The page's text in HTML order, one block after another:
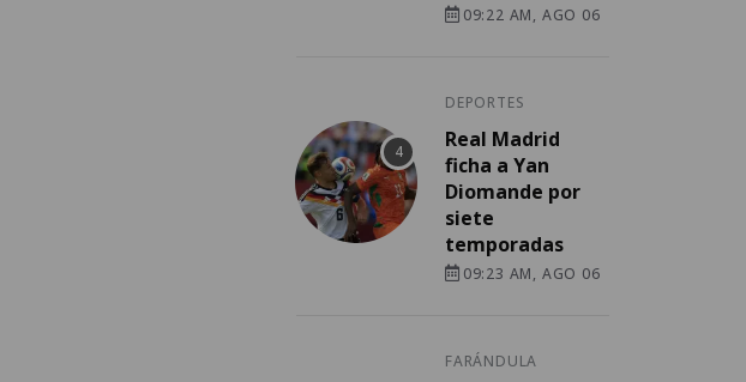
09:22 AM, AGO 06
DEPORTES
Real Madrid
ficha a Yan
Diomande por
siete
temporadas
09:23 AM, AGO 06
FARÁNDULA